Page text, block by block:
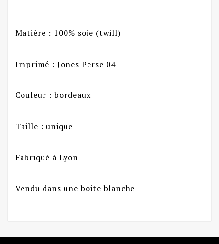
Matière : 100% soie (twill)
Imprimé : Jones Perse 04
Couleur : bordeaux
Taille : unique
Fabriqué à Lyon
Vendu dans une boite blanche